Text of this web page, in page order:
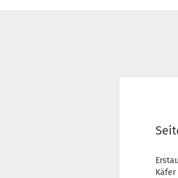
Käfer